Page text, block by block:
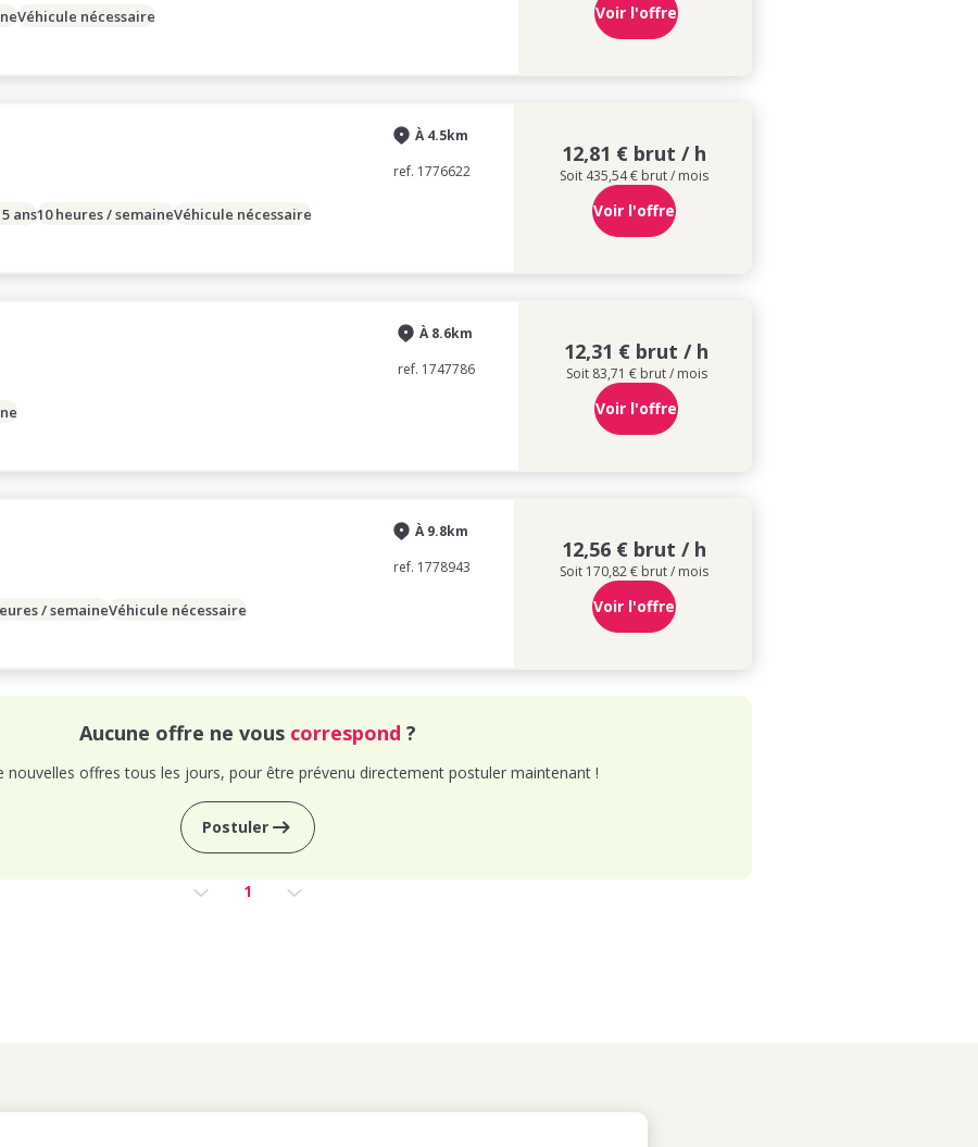
Véhicule nécessaire Voir l'offre
À 4.5km
ref. 1776622
ans10 heures / semaineVéhicule nécessaire
12,81 € brut / h
Soit 435,54 € brut / mois
Voir l'offre
À 8.6km
ref. 1747786
12,31 € brut / h
Soit 83,71 € brut / mois
Voir l'offre
À 9.8km
ref. 1778943
/ semaineVéhicule nécessaire
12,56 € brut / h
Soit 170,82 € brut / mois
Voir l'offre
Aucune offre ne vous correspond ?
nouvelles offres tous les jours, pour être prévenu directement postuler maintenant !
Postuler
1